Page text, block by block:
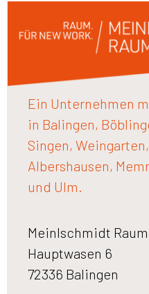
Ein Unternehmen
in Balingen,
Singen, Weingarten,
Albershausen,
und Ulm.
Meinlschmidt
Hauptwasen 6
72336 Balingen